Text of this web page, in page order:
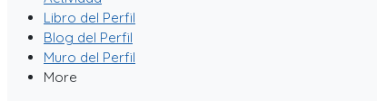
Libro del Perfil
Blog del Perfil
Muro del Perfil
More